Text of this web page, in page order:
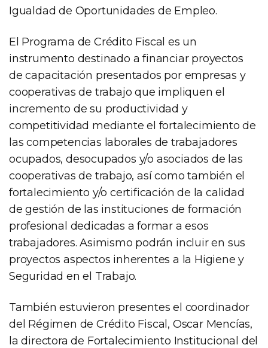
Igualdad de Oportunidades de Empleo.
El Programa de Crédito Fiscal es un
instrumento destinado a financiar proyectos
de capacitación presentados por empresas y
cooperativas de trabajo que impliquen el
incremento de su productividad y
competitividad mediante el fortalecimiento de
las competencias laborales de trabajadores
ocupados, desocupados y/o asociados de las
cooperativas de trabajo, así como también el
fortalecimiento y/o certificación de la calidad
de gestión de las instituciones de formación
profesional dedicadas a formar a esos
trabajadores. Asimismo podrán incluir en sus
proyectos aspectos inherentes a la Higiene y
Seguridad en el Trabajo.
También estuvieron presentes el coordinador
del Régimen de Crédito Fiscal, Oscar Mencías,
la directora de Fortalecimiento Institucional del